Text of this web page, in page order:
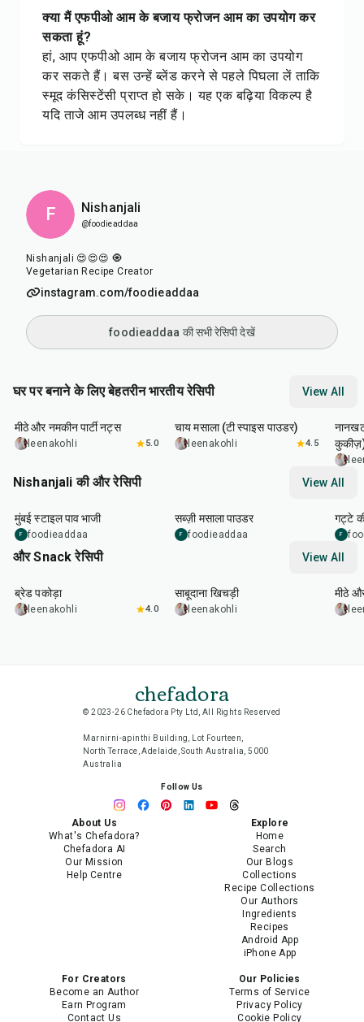
क्या मैं एफपीओ आम के बजाय फ्रोजन आम का उपयोग कर
सकता हूं?
हां, आप एफपीओ आम के बजाय फ्रोजन आम का उपयोग
कर सकते हैं। बस उन्हें ब्लेंड करने से पहले पिघला लें ताकि
स्मूद कंसिस्टेंसी प्राप्त हो सके। यह एक बढ़िया विकल्प है
यदि ताजे आम उपलब्ध नहीं हैं।
F Nishanjali
@foodieaddaa
Nishanjali 😍😍😍 🧿
Vegetarian Recipe Creator
instagram.com/foodieaddaa
foodieaddaa की सभी रेसिपी देखें
घर पर बनाने के लिए बेहतरीन भारतीय रेसिपी View All
min
मीठे और नमकीन पार्टी नट्स
leenakohli 5.0
15 min
चाय मसाला (टी स्पाइस पाउडर)
leenakohli 4.5
Nishanjali की और रेसिपी View All
मुंबई स्टाइल पाव भाजी
F foodieaddaa
सब्ज़ी मसाला पाउडर
F foodieaddaa
गट्टे
F
और Snack रेसिपी View All
15
ब्रेड पकोड़ा
leenakohli 4.0
साबूदाना खिचड़ी
leenakohli
मीठे
chefadora
© 2023-26 Chefadora Pty Ltd, All Rights Reserved
Marnirni-apinthi Building, Lot Fourteen,
North Terrace, Adelaide, South Australia, 5000
Australia
Follow Us
About Us
What's Chefadora?
Chefadora AI
Our Mission
Help Centre
Explore
Home
Search
Our Blogs
Collections
Recipe Collections
Our Authors
Ingredients
Recipes
Android App
iPhone App
For Creators
Become an Author
Earn Program
Contact Us
Our Policies
Terms of Service
Privacy Policy
Cookie Policy